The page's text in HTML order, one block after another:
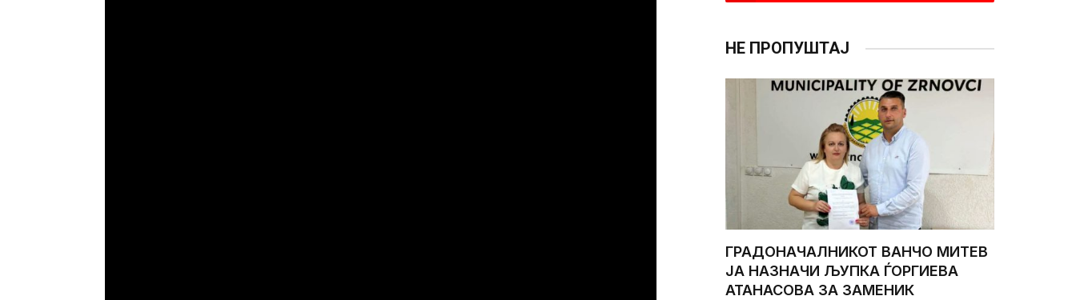
НЕ ПРОПУШТАЈ
ГРАДОНАЧАЛНИКОТ ВАНЧО МИТЕВ
ЈА НАЗНАЧИ ЉУПКА ЃОРГИЕВА
АТАНАСОВА ЗА ЗАМЕНИК